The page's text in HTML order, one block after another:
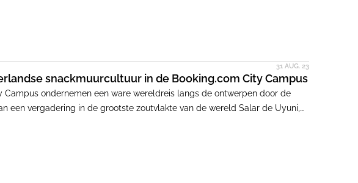
31 AUG. 23
snackmuurcultuur in de Booking.com City Campus
Campus ondernemen een ware wereldreis langs de ontwerpen door de
een vergadering in de grootste zoutvlakte van de wereld Salar de Uyuni,